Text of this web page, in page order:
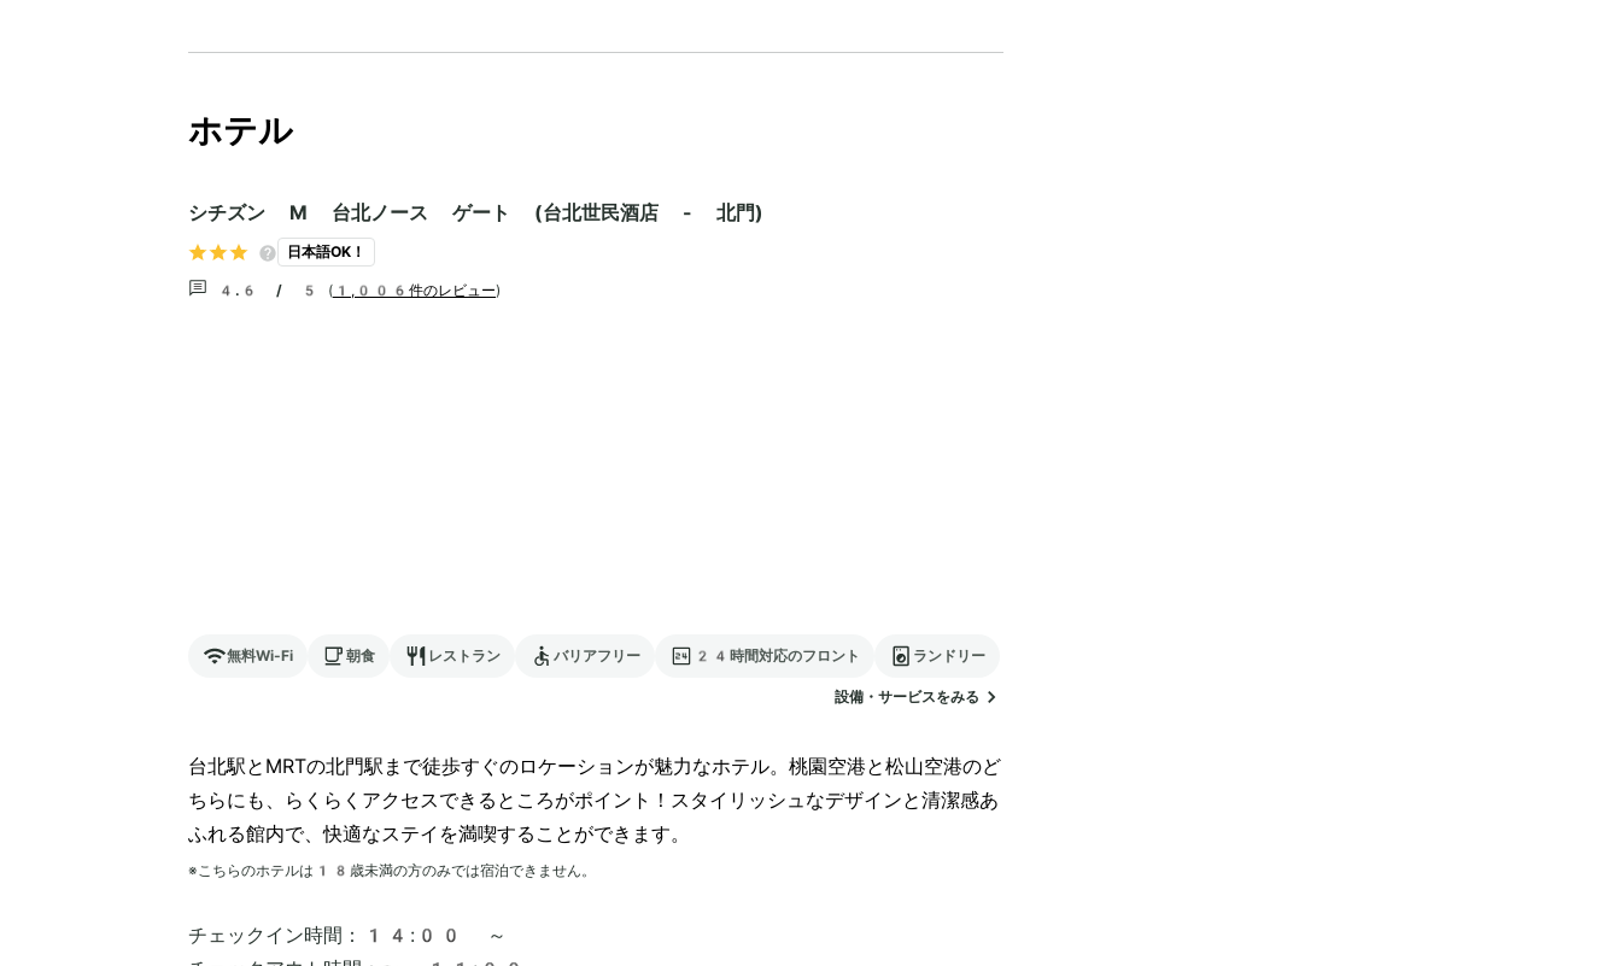
ホテル
シチズン M 台北ノース ゲート (台北世民酒店 - 北門)
日本語OK！
4.6 / 5 ( 1,006件のレビュー)
無料Wi-Fi 朝食 レストラン バリアフリー 24時間対応のフロント ランドリー
設備・サービスをみる
台北駅とMRTの北門駅まで徒歩すぐのロケーションが魅力なホテル。桃園空港と松山空港のど
ちらにも、らくらくアクセスできるところがポイント！スタイリッシュなデザインと清潔感あ
ふれる館内で、快適なステイを満喫することができます。
※こちらのホテルは 18 歳未満の方のみでは宿泊できません。
チェックイン時間：
14:00 ～